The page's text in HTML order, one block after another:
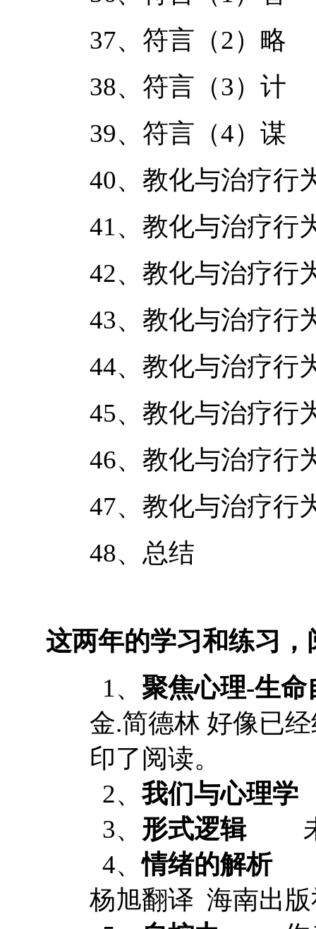
37、符言（2）略
38、符言（3）计
39、符言（4）谋
40、教化与治疗行
41、教化与治疗行
42、教化与治疗行
43、教化与治疗行
44、教化与治疗行
45、教化与治疗行
46、教化与治疗行
47、教化与治疗行
48、总结
这两年的学习和练习
1、 聚焦心理-生命
金.简德林 好像已
印了阅读。
2、 我们与心理学
3、 形式逻辑未
4、情绪的解析作
杨旭翻译 海南出版